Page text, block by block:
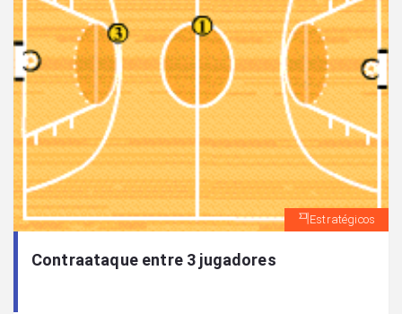
Estratégicos
Contraataque entre 3 jugadores